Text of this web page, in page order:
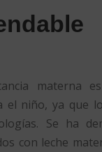
materna
el niño, ya que
Se ha
con leche